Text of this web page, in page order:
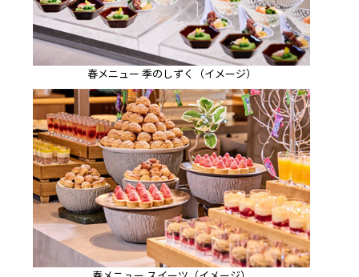
春メニュー 季のしずく（イメージ）